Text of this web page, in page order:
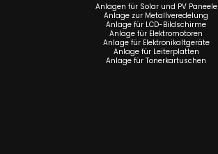
Anlagen für Solar und PV Paneele
Anlage zur Metallveredelung
Anlage für LCD-Bildschirme
Anlage für Elektromotoren
Anlage für Elektronikaltgeräte
Anlage für Leiterplatten
Anlage für Tonerkartuschen